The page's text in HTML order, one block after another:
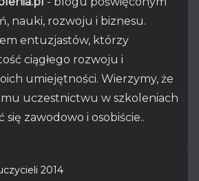
nauki, rozwoju i biznesu.
entuzjastów, którzy
ciągłego rozwoju i
umiejętności. Wierzymy, że
uczestnictwu w szkoleniach
się zawodowo i osobiście..
2014